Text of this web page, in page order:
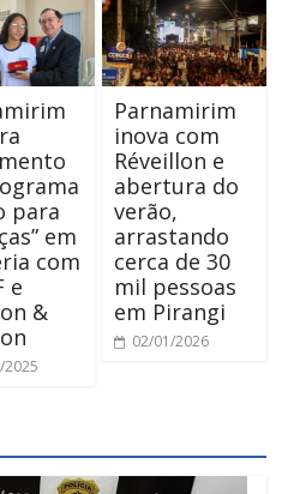
para
em
com
e
&
Parnamirim
inova com
Réveillon e
abertura do
verão,
arrastando
cerca de 30
mil pessoas
em Pirangi
02/01/2026